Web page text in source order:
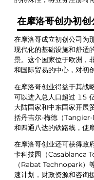
在摩洛哥创办初创
在摩洛哥成立初创公司为
现代化的基础设施和舒适
景。这个国家位于欧洲，
和国际贸易的中心，对初
在摩洛哥创业得益于其战
可以进入总人口超过 15
大陆国家和中东国家开展
括丹吉尔-梅德（
和四通八达的铁路线，使
在摩洛哥创业还可获得政
卡科技园（Casablanca
（Rabat Technopark）
速计划，财政资源和咨询